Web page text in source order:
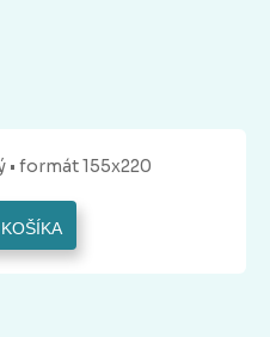
• formát 155x220